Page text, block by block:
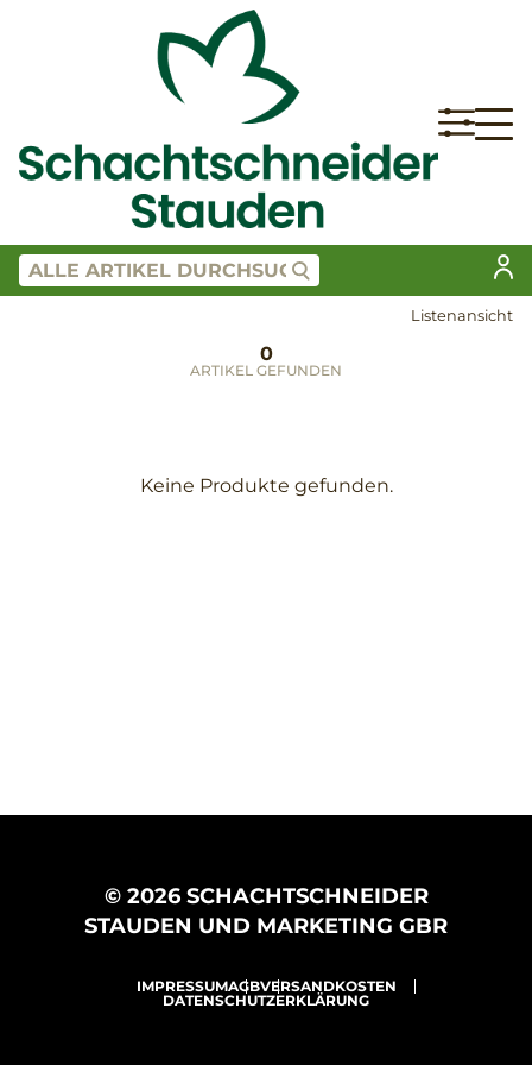
Listenansicht
0
ARTIKEL GEFUNDEN
Keine Produkte gefunden.
© 2026 SCHACHTSCHNEIDER
STAUDEN UND MARKETING GBR
IMPRESSUMAGBVERSANDKOSTEN
DATENSCHUTZERKLÄRUNG